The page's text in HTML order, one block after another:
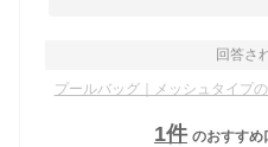
回答さ
プールバッグ｜メッシュタイプ
1件 のおすすめ